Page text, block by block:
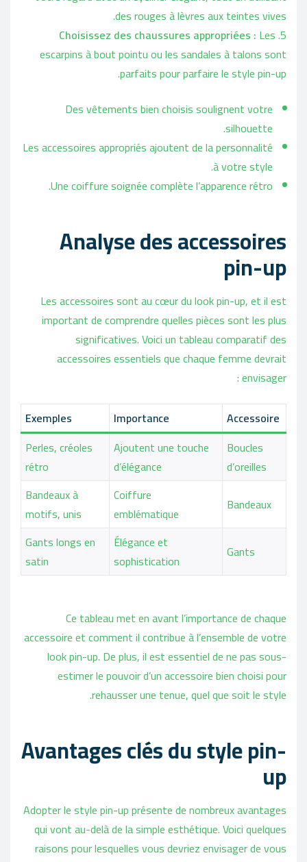
des rouges à lèvres aux teintes vives.
Choisissez des chaussures appropriées : Les
escarpins à bout pointu ou les sandales à talons sont
parfaits pour parfaire le style pin-up.
Des vêtements bien choisis soulignent votre
silhouette.
Les accessoires appropriés ajoutent de la personnalité
à votre style.
Une coiffure soignée complète l’apparence rétro.
Analyse des accessoires
pin-up
Les accessoires sont au cœur du look pin-up, et il est
important de comprendre quelles pièces sont les plus
significatives. Voici un tableau comparatif des
accessoires essentiels que chaque femme devrait
envisager :
Accessoire
Importance
Exemples
Boucles
d’oreilles
Ajoutent une touche
d’élégance
Perles, créoles
rétro
Bandeaux
Coiffure
emblématique
Bandeaux à
motifs, unis
Gants
Élégance et
sophistication
Gants longs en
satin
Ce tableau met en avant l’importance de chaque
accessoire et comment il contribue à l’ensemble de votre
look pin-up. De plus, il est essentiel de ne pas sous-
estimer le pouvoir d’un accessoire bien choisi pour
rehausser une tenue, quel que soit le style.
Avantages clés du style pin-
up
Adopter le style pin-up présente de nombreux avantages
qui vont au-delà de la simple esthétique. Voici quelques
raisons pour lesquelles vous devriez envisager de vous